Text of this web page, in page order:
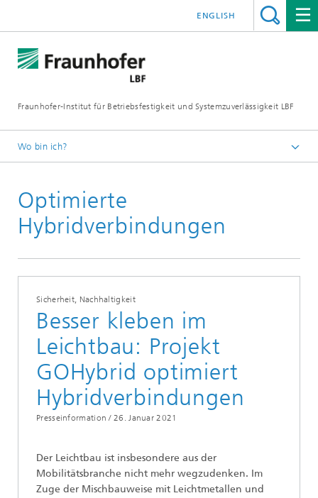
Fraunhofer-Institut für Betriebsfestigkeit und Systemzuverlässigkeit LBF
ENGLISH
Wo bin ich?
Publikationen
Presseinformationen
Optimierte
Hybridverbindungen
Sicherheit, Nachhaltigkeit
Besser kleben im
Leichtbau: Projekt
GOHybrid optimiert
Hybridverbindungen
Presseinformation / 26. Januar 2021
Der Leichtbau ist insbesondere aus der
Mobilitätsbranche nicht mehr wegzudenken. Im
Zuge der Mischbauweise mit Leichtmetallen und